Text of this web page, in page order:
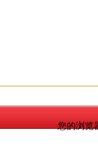
您的浏览